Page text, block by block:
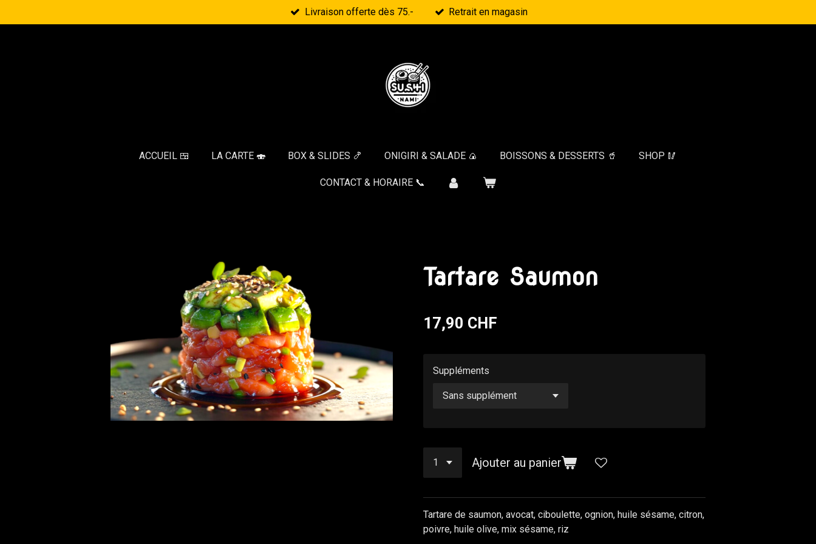
au
Livraison offerte dès 75.- Retrait en magasin
ACCUEIL 🍱 LA CARTE 🍣 BOX & SLIDES 🍤 ONIGIRI & SALADE 🍙 BOISSONS & DESSERTS 🥤 SHOP 🥢
CONTACT & HORAIRE 📞
Tartare Saumon
17,90 CHF
Suppléments
Ajouter au panier
Tartare de saumon, avocat, ciboulette, ognion, huile sésame, citron,
poivre, huile olive, mix sésame, riz